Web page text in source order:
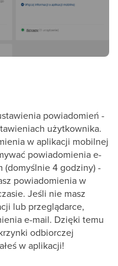
powiadomień -
użytkownika.
w aplikacji mobilnej
powiadomienia e-
4 godziny) -
powiadomienia w
Jeśli nie masz
lub przeglądarce,
e-mail. Dzięki temu
odbiorczej
w aplikacji!